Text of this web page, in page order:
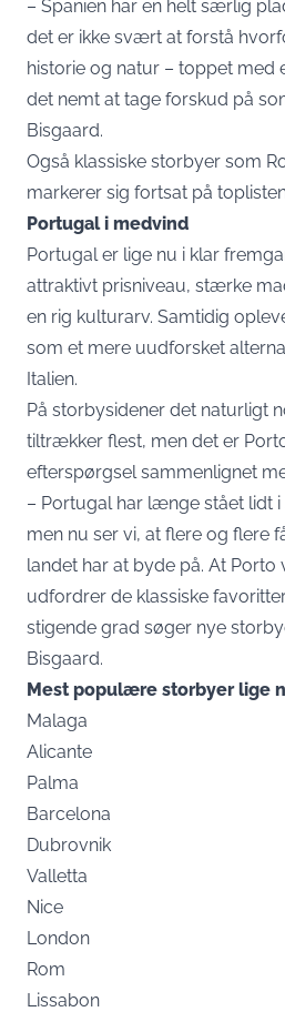
– Spanien har en helt særlig
det er ikke svært at forstå
historie og natur – toppet med
det nemt at tage forskud på
Bisgaard.
Også klassiske storbyer som
markerer sig fortsat på
Portugal i medvind
Portugal er lige nu i klar
attraktivt prisniveau, stærke
en rig kulturarv. Samtidig
som et mere uudforsket
Italien.
På storbysidener det naturligt
tiltrækker flest, men det er
efterspørgsel sammenlignet
– Portugal har længe stået lidt i
men nu ser vi, at flere og flere
landet har at byde på. At Porto
udfordrer de klassiske
stigende grad søger nye
Bisgaard.
Mest populære storbyer lige
Malaga
Alicante
Palma
Barcelona
Dubrovnik
Valletta
Nice
London
Rom
Lissabon